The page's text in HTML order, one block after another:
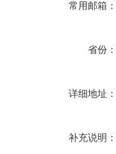
常用邮箱：
省份：
详细地址：
补充说明：